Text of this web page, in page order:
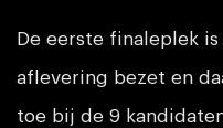
De eerste finaleplek
aflevering bezet en
toe bij de 9